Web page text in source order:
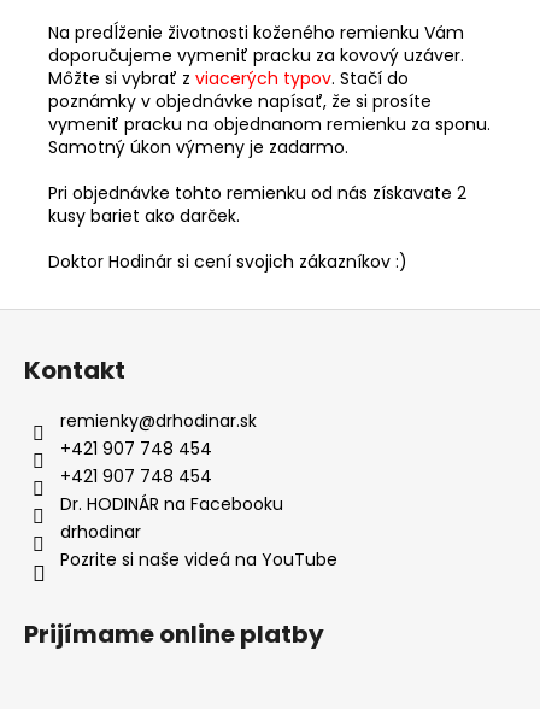
Na predĺženie životnosti koženého remienku Vám
doporučujeme vymeniť pracku za kovový uzáver.
Môžte si vybrať z viacerých typov. Stačí do
poznámky v objednávke napísať, že si prosíte
vymeniť pracku na objednanom remienku za sponu.
Samotný úkon výmeny je zadarmo.
Pri objednávke tohto remienku od nás získavate 2
kusy bariet ako darček.
Doktor Hodinár si cení svojich zákazníkov :)
Z
Kontakt
remienky@drhodinar.sk
+421 907 748 454
+421 907 748 454
Dr. HODINÁR na Facebooku
drhodinar
Pozrite si naše videá na YouTube
Prijímame online platby